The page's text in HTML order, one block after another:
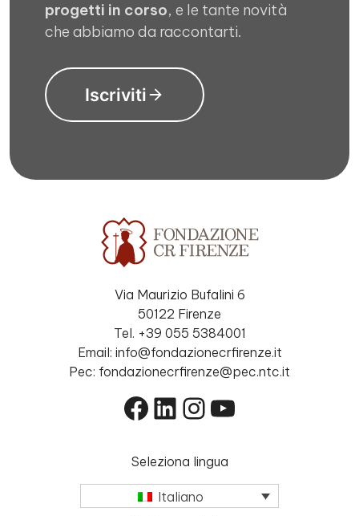
progetti in corso, e le tante novità
che abbiamo da raccontarti.
Iscriviti
Via Maurizio Bufalini 6
50122 Firenze
Tel. +39 055 5384001
Email: info@fondazionecrfirenze.it
Pec: fondazionecrfirenze@pec.ntc.it
Facebook
LinkedIn
Instagram
YouTube
Seleziona lingua
Italiano